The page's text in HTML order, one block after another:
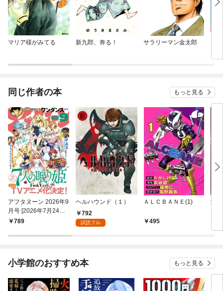
マリア様がみてる 新九郎、奔る！ サラリーマン金太郎
同じ作者の本 もっと見る
アフタヌーン 2026年9
月号 [2026年7月24日
発売]
789
ヘルハウンド（１）
792
試読フル
ＡＬＣＢＡＮＥ(1)
495
海
小学館のおすすめ本 もっと見る